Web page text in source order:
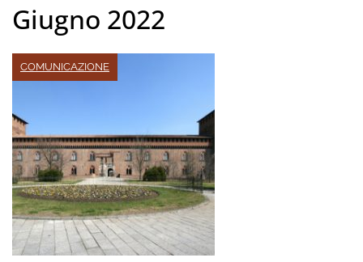
Giugno 2022
COMUNICAZIONE